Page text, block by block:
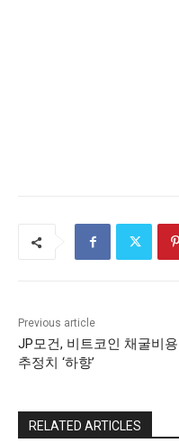
Previous article
JP모건, 비트코인 채굴비용
추정치 ‘하향’
RELATED ARTICLES